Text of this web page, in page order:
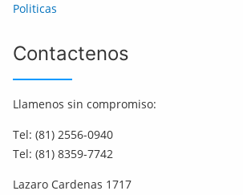
Politicas
Contactenos
Llamenos sin compromiso:
Tel: (81) 2556-0940
Tel: (81) 8359-7742
Lazaro Cardenas 1717